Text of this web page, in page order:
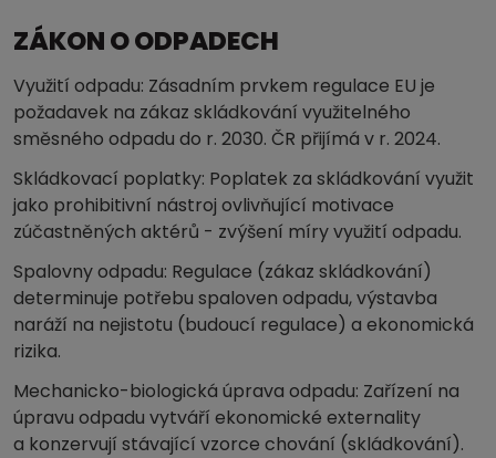
ZÁKON O ODPADECH
Využití odpadu: Zásadním prvkem regulace EU je
požadavek na zákaz skládkování využitelného
směsného odpadu do r. 2030. ČR přijímá v r. 2024.
Skládkovací poplatky: Poplatek za skládkování využit
jako prohibitivní nástroj ovlivňující motivace
zúčastněných aktérů - zvýšení míry využití odpadu.
Spalovny odpadu: Regulace (zákaz skládkování)
determinuje potřebu spaloven odpadu, výstavba
naráží na nejistotu (budoucí regulace) a ekonomická
rizika.
Mechanicko-biologická úprava odpadu: Zařízení na
úpravu odpadu vytváří ekonomické externality
a konzervují stávající vzorce chování (skládkování).